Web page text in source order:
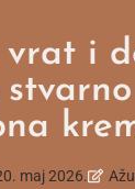
vrat i
maj 2026.